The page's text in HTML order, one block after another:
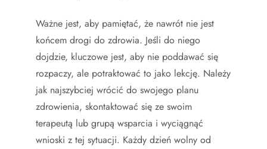
Ważne jest, aby pamiętać, że nawrót nie jest
końcem drogi do zdrowia. Jeśli do niego
dojdzie, kluczowe jest, aby nie poddawać się
rozpaczy, ale potraktować to jako lekcję. Należy
jak najszybciej wrócić do swojego planu
zdrowienia, skontaktować się ze swoim
terapeutą lub grupą wsparcia i wyciągnąć
wnioski z tej sytuacji. Każdy dzień wolny od